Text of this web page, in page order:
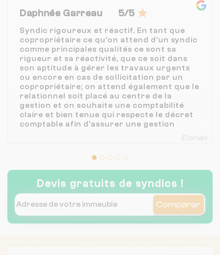
Daphnée Garreau 5/5
Syndic rigoureux et réactif. En tant que
copropriétaire ce qu’on attend d’un syndic
comme principales qualités ce sont sa
rigueur et sa réactivité, que ce soit dans
son aptitude à gérer les travaux urgents
ou encore en cas de sollicitation par un
copropriétaire; on attend également que le
relationnel soit placé au centre de la
gestion et on souhaite une comptabilité
claire et bien tenue qui respecte le décret
comptable afin d’assurer une gestion
sérieuse de la propriété. Elorian répond
Elorian
Devis gratuits de syndics !
Comparer